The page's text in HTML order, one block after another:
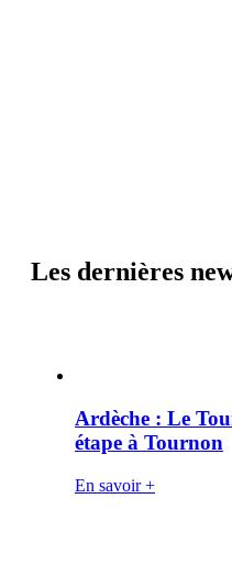
Les dernières
Ardèche : Le
étape à Tournon
En savoir +